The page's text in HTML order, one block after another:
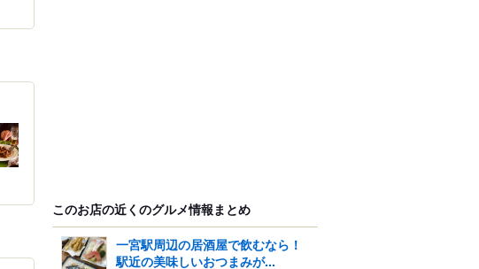
このお店の近くのグルメ情報まとめ
一宮駅周辺の居酒屋で飲むなら！
駅近の美味しいおつまみが...